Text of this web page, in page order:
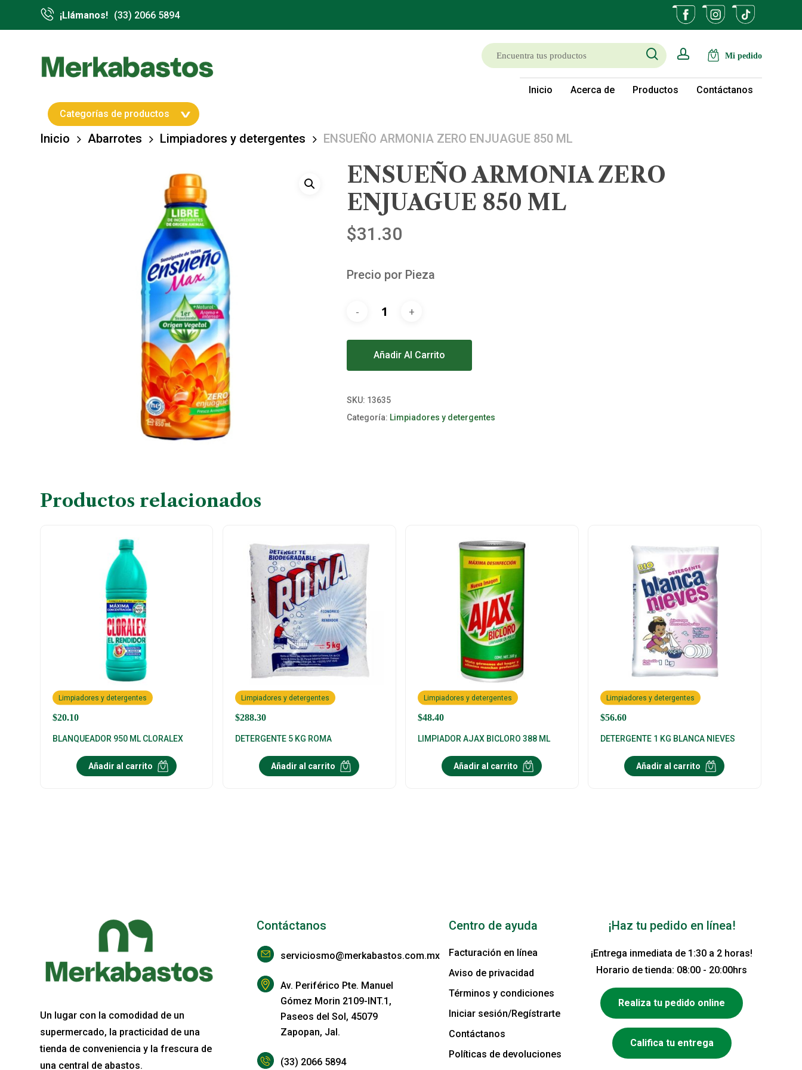
¡Llámanos! (33) 2066 5894
Hit enter to search or ESC to close
Categorías de productos
Inicio Acerca de Productos Contáctanos
searchaccount
Inicio Abarrotes Limpiadores y detergentes ENSUEÑO ARMONIA ZERO ENJUAGUE 850 ML
ENSUEÑO ARMONIA ZERO
ENJUAGUE 850 ML
$31.30
Precio por Pieza
Añadir Al Carrito
SKU: 13635
Categoría: Limpiadores y detergentes
Productos relacionados
$20.10
Limpiadores y detergentes
BLANQUEADOR 950 ML CLORALEX
Añadir al carrito
$288.30
Limpiadores y detergentes
DETERGENTE 5 KG ROMA
Añadir al carrito
$48.40
Limpiadores y detergentes
LIMPIADOR AJAX BICLORO 388 ML
Añadir al carrito
$56.60
Limpiadores y detergentes
DETERGENTE 1 KG BLANCA NIEVES
Añadir al carrito
Un lugar con la comodidad de un
supermercado, la practicidad de una
tienda de conveniencia y la frescura de
una central de abastos.
Contáctanos
serviciosmo@merkabastos.com.mx
Av. Periférico Pte. Manuel
Gómez Morin 2109-INT.1,
Paseos del Sol, 45079
Zapopan, Jal.
(33) 2066 5894
Centro de ayuda
Facturación en línea
Aviso de privacidad
Términos y condiciones
Iniciar sesión/Regístrarte
Contáctanos
Políticas de devoluciones
¡Haz tu pedido en línea!
¡Entrega inmediata de 1:30 a 2 horas!
Horario de tienda: 08:00 - 20:00hrs
Realiza tu pedido online
Califica tu entrega